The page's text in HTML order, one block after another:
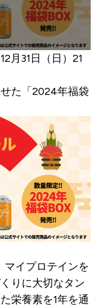
月31日（日）21
た「2024年福袋
イプロテインを
りに大切なタン
栄養素を1年を通